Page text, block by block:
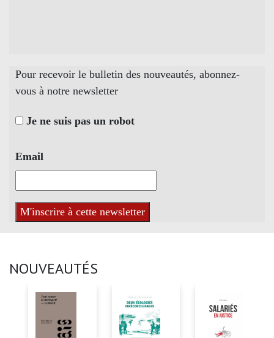
Pour recevoir le bulletin des nouveautés, abonnez-
vous à notre newsletter
Je ne suis pas un robot
Email
NOUVEAUTÉS